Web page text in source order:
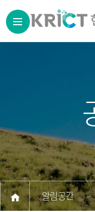
알림공간